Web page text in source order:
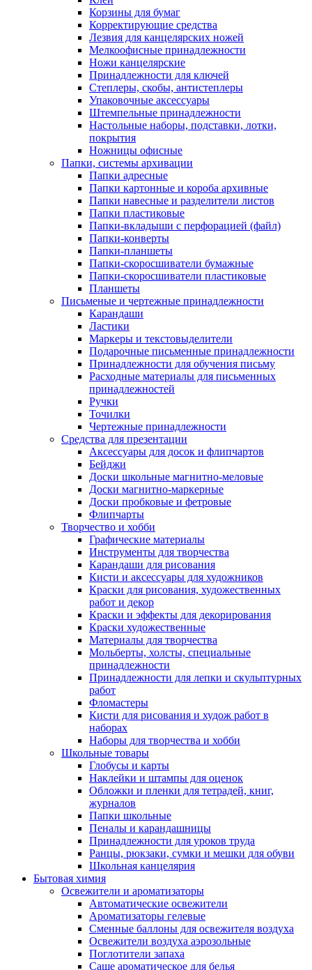
Корзины для бумаг
Корректирующие средства
Лезвия для канцелярских ножей
Мелкоофисные принадлежности
Ножи канцелярские
Принадлежности для ключей
Степлеры, скобы, антистеплеры
Упаковочные аксессуары
Штемпельные принадлежности
Настольные наборы, подставки, лотки,
покрытия
Ножницы офисные
Папки, системы архивации
Папки адресные
Папки картонные и короба архивные
Папки навесные и разделители листов
Папки пластиковые
Папки-вкладыши с перфорацией (файл)
Папки-конверты
Папки-планшеты
Папки-скоросшиватели бумажные
Папки-скоросшиватели пластиковые
Планшеты
Письменые и чертежные принадлежности
Карандаши
Ластики
Маркеры и текстовыделители
Подарочные письменные принадлежности
Принадлежности для обучения письму
Расходные материалы для письменных
принадлежностей
Ручки
Точилки
Чертежные принадлежности
Средства для презентации
Аксессуары для досок и флипчартов
Бейджи
Доски школьные магнитно-меловые
Доски магнитно-маркерные
Доски пробковые и фетровые
Флипчарты
Творчество и хобби
Графические материалы
Инструменты для творчества
Карандаши для рисования
Кисти и аксессуары для художников
Краски для рисования, художественных
работ и декор
Краски и эффекты для декорирования
Краски художественные
Материалы для творчества
Мольберты, холсты, специальные
принадлежности
Принадлежности для лепки и скульптурных
работ
Фломастеры
Кисти для рисования и худож работ в
наборах
Наборы для творчества и хобби
Школьные товары
Глобусы и карты
Наклейки и штампы для оценок
Обложки и пленки для тетрадей, книг,
журналов
Папки школьные
Пеналы и карандашницы
Принадлежности для уроков труда
Ранцы, рюкзаки, сумки и мешки для обуви
Школьная канцелярия
Бытовая химия
Освежители и ароматизаторы
Автоматические освежители
Ароматизаторы гелевые
Сменные баллоны для освежителя воздуха
Освежители воздуха аэрозольные
Поглотители запаха
Саше ароматическое для белья